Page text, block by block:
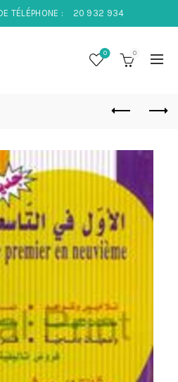
TÉLÉPHONE : 20 932 934
0 0